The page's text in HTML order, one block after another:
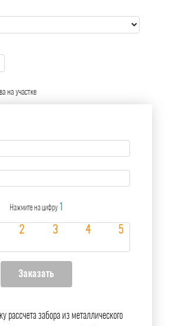
на участке
Нажмите на цифру 1
рассчета забора из металлического